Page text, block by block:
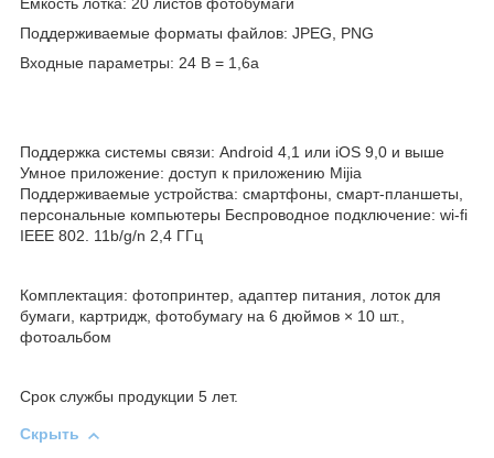
Емкость лотка: 20 листов фотобумаги
Поддерживаемые форматы файлов: JPEG, PNG
Входные параметры: 24 В = 1,6a
Поддержка системы связи: Android 4,1 или iOS 9,0 и выше
Умное приложение: доступ к приложению Mijia
Поддерживаемые устройства: смартфоны, смарт-планшеты,
персональные компьютеры Беспроводное подключение: wi-fi
IEEE 802. 11b/g/n 2,4 ГГц
Комплектация: фотопринтер, адаптер питания, лоток для
бумаги, картридж, фотобумагу на 6 дюймов × 10 шт.,
фотоальбом
Срок службы продукции 5 лет.
Скрыть